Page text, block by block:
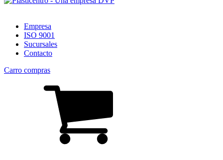
Empresa
ISO 9001
Sucursales
Contacto
Carro compras